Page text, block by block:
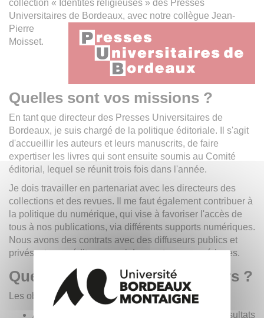
collection « Identités religieuses » des Presses
Universitaires de Bordeaux, avec notre collègue Jean-
Pierre
Moisset.
Quelles sont vos missions ?
En tant que directeur des Presses Universitaires de
Bordeaux, je suis chargé de la politique éditoriale. Il s'agit
d'accueillir les auteurs et leurs manuscrits, de faire
expertiser les livres qui sont ensuite soumis au Comité
éditorial, lequel se réunit trois fois dans l'année.
Je dois travailler en partenariat avec les directeurs des
collections et des revues. Il me faut également contribuer à
la politique du numérique, qui vise à favoriser l'accès de
tous à nos publications, via différents supports numériques.
Nous avons des contrats avec des diffuseurs publics et
privés, et nous éditons aussi des contenus numériques.
Quels sont vos projets en cours ?
Les objectifs de mon mandat sont :
Ajuster la politique éditoriale en fonction des résultats